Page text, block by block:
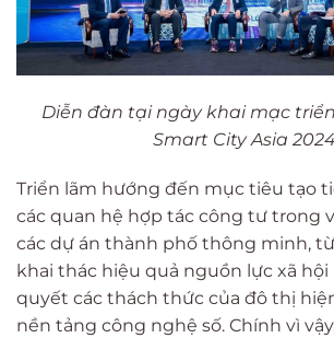
Diễn đàn tại ngày khai mạc
Smart City Asia
Triển lãm hướng đến mục tiêu tạo
các quan hệ hợp tác công tư trong
các dự án thành phố thông minh,
khai thác hiệu quả nguồn lực xã hội
quyết các thách thức của đô thị
nền tảng công nghệ số. Chính vì